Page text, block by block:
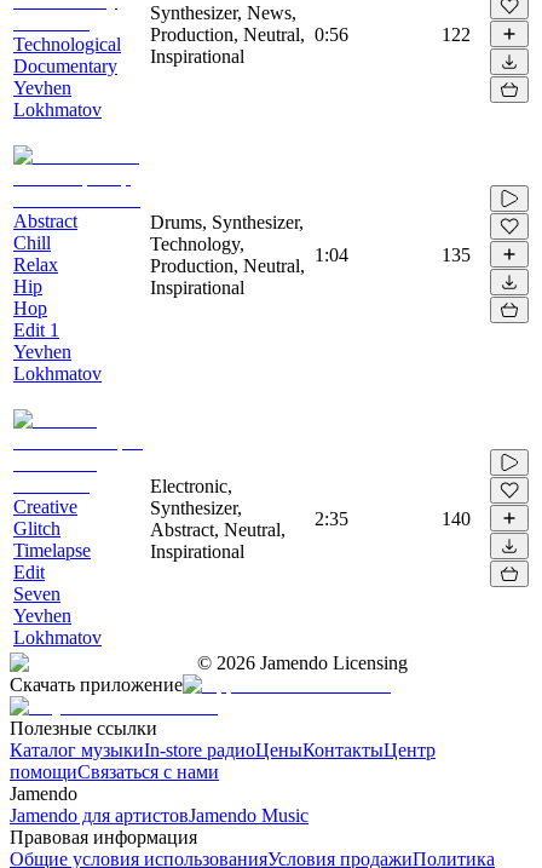
Technological
Documentary
Yevhen
Lokhmatov
Synthesizer, News,
Production, Neutral,
Inspirational
0:56 122
Abstract
Chill
Relax
Hip
Hop
Edit 1
Yevhen
Lokhmatov
Drums, Synthesizer,
Technology,
Production, Neutral,
Inspirational
1:04 135
Creative
Glitch
Timelapse
Edit
Seven
Yevhen
Lokhmatov
Electronic,
Synthesizer,
Abstract, Neutral,
Inspirational
2:35 140
© 2026 Jamendo Licensing
Скачать приложение
Полезные ссылки
Каталог музыкиIn-store радиоЦеныКонтактыЦентр
помощиСвязаться с нами
Jamendo
Jamendo для артистовJamendo Music
Правовая информация
Общие условия использованияУсловия продажиПолитика